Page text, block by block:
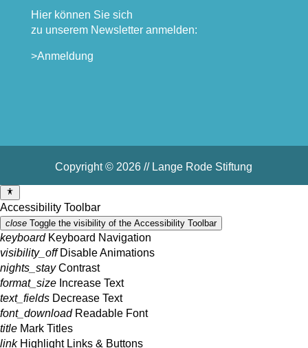
Hier können Sie sich
zu unserem Newsletter anmelden:
>Anmeldung
Copyright © 2026 // Lange Rode Stiftung
Accessibility Toolbar
close Toggle the visibility of the Accessibility Toolbar
keyboard Keyboard Navigation
visibility_off Disable Animations
nights_stay Contrast
format_size Increase Text
text_fields Decrease Text
font_download Readable Font
title Mark Titles
link Highlight Links & Buttons